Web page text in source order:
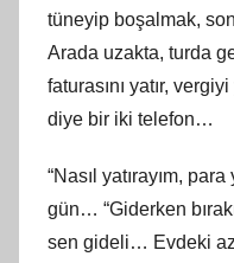
tüneyip boşalmak,
Arada uzakta, turda
faturasını yatır,
diye bir iki telefon…
“Nasıl yatırayım,
gün… “Giderken
sen gideli… Evdeki